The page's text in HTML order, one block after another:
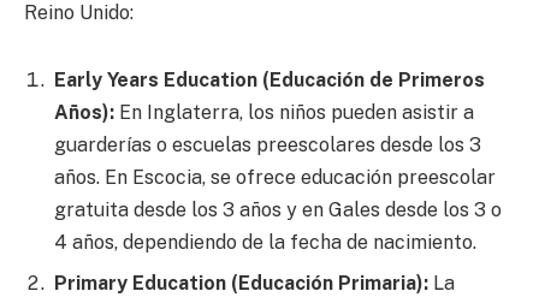
Reino Unido:
Early Years Education (Educación de Primeros
Años): En Inglaterra, los niños pueden asistir a
guarderías o escuelas preescolares desde los 3
años. En Escocia, se ofrece educación preescolar
gratuita desde los 3 años y en Gales desde los 3 o
4 años, dependiendo de la fecha de nacimiento.
Primary Education (Educación Primaria): La